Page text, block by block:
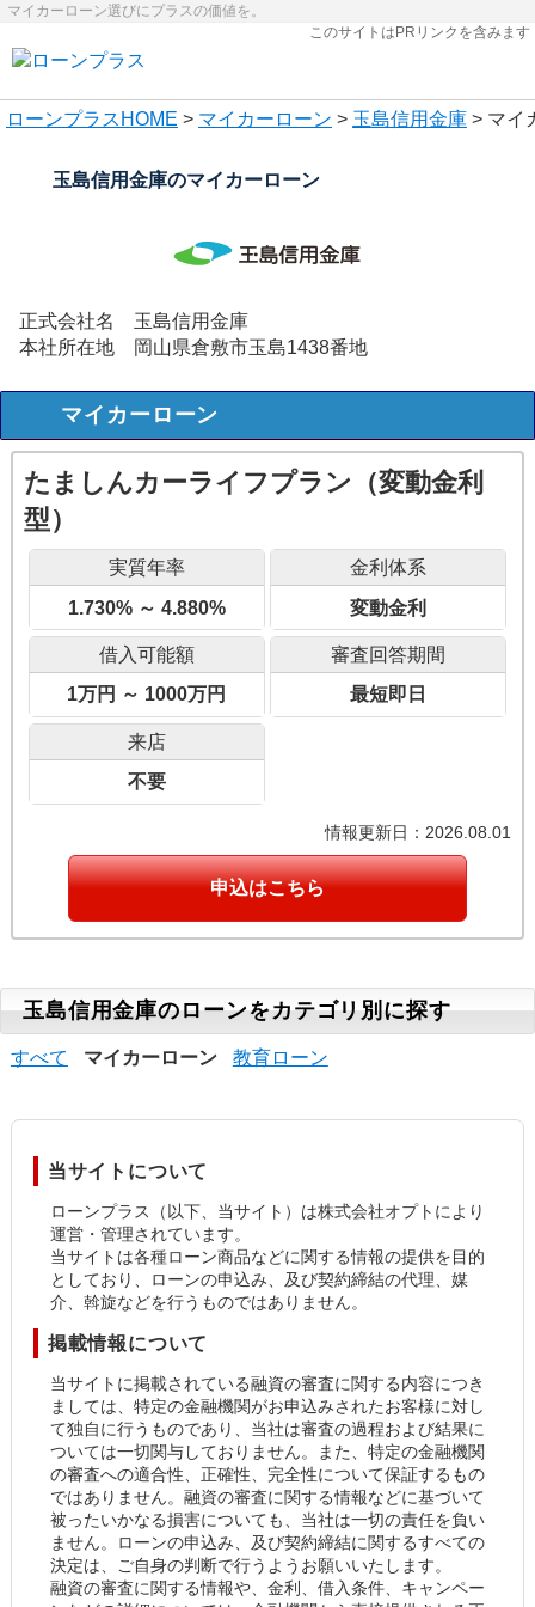
マイカーローン選びにプラスの価値を。
このサイトはPRリンクを含みます
ローンプラス HOME > マイカーローン > 玉島信用金庫 > マイ
玉島信用金庫のマイカーローン
正式会社名
玉島信用金庫
本社所在地
岡山県倉敷市玉島1438番地
マイカーローン
情報更新日：2026.08.01
たましんカーライフプラン（変動金利
型）
実質年率
1.730% ～ 4.880%
金利体系
変動金利
借入可能額
1万円 ～ 1000万円
審査回答期間
最短即日
来店
不要
申込はこちら
玉島信用金庫のローンをカテゴリ別に探す
すべて マイカーローン 教育ローン
当サイトについて
ローンプラス（以下、当サイト）は株式会社オプトにより
運営・管理されています。
当サイトは各種ローン商品などに関する情報の提供を目的
としており、ローンの申込み、及び契約締結の代理、媒
介、斡旋などを行うものではありません。
掲載情報について
当サイトに掲載されている融資の審査に関する内容につき
ましては、特定の金融機関がお申込みされたお客様に対し
て独自に行うものであり、当社は審査の過程および結果に
ついては一切関与しておりません。また、特定の金融機関
の審査への適合性、正確性、完全性について保証するもの
ではありません。融資の審査に関する情報などに基づいて
被ったいかなる損害についても、当社は一切の責任を負い
ません。ローンの申込み、及び契約締結に関するすべての
決定は、ご自身の判断で行うようお願いいたします。
融資の審査に関する情報や、金利、借入条件、キャンペー